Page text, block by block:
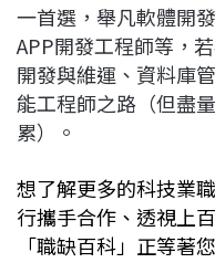
一首選，舉凡軟體開
APP開發工程師等，
開發與維運、資料庫
能工程師之路（但盡
累）。
想了解更多的科技業
行攜手合作、透視上
「職缺百科」正等著